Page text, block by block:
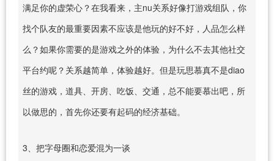
满足你的虚荣心？在我看来，主nu关系好像打游戏组队，你
找个队友的最重要因素不应该是他玩的好不好，人品怎么样
么？如果你需要的是游戏之外的体验，为什么不去其他社交
平台约呢？关系越简单，体验越好。但是玩思慕真不是diao
丝的游戏，道具、开房、吃饭、交通，总不能要慕出吧，所
以做思的，首先你还要有起码的经济基础。
3、把字母圈和恋爱混为一谈